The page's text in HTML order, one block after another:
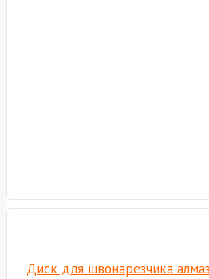
Диск для швонарезчика